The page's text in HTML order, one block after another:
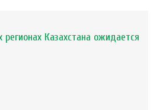
Казахстана ожидается